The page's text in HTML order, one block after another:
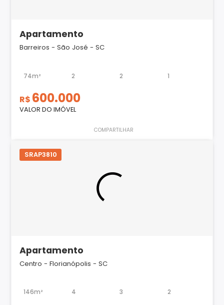
Apartamento
Barreiros - São José - SC
74m² 2 2 1
R$ 600.000
VALOR DO IMÓVEL
COMPARTILHAR
SRAP3810
Apartamento
Centro - Florianópolis - SC
146m² 4 3 2